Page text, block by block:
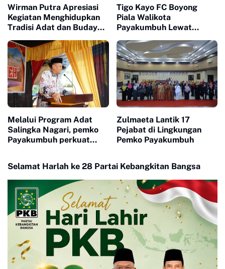
Wirman Putra Apresiasi
Kegiatan Menghidupkan
Tradisi Adat dan Budaya
Tigo Kayo FC Boyong
Piala Walikota
Payakumbuh Lewat
Melalui Program Adat
Salingka Nagari, pemko
Payakumbuh perkuat
Zulmaeta Lantik 17
Pejabat di Lingkungan
Pemko Payakumbuh
Selamat Harlah ke 28 Partai Kebangkitan Bangsa